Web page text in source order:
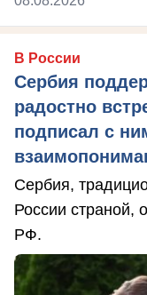
В России
Сербия
радостно
подписал с
Сербия,
России страной,
РФ.